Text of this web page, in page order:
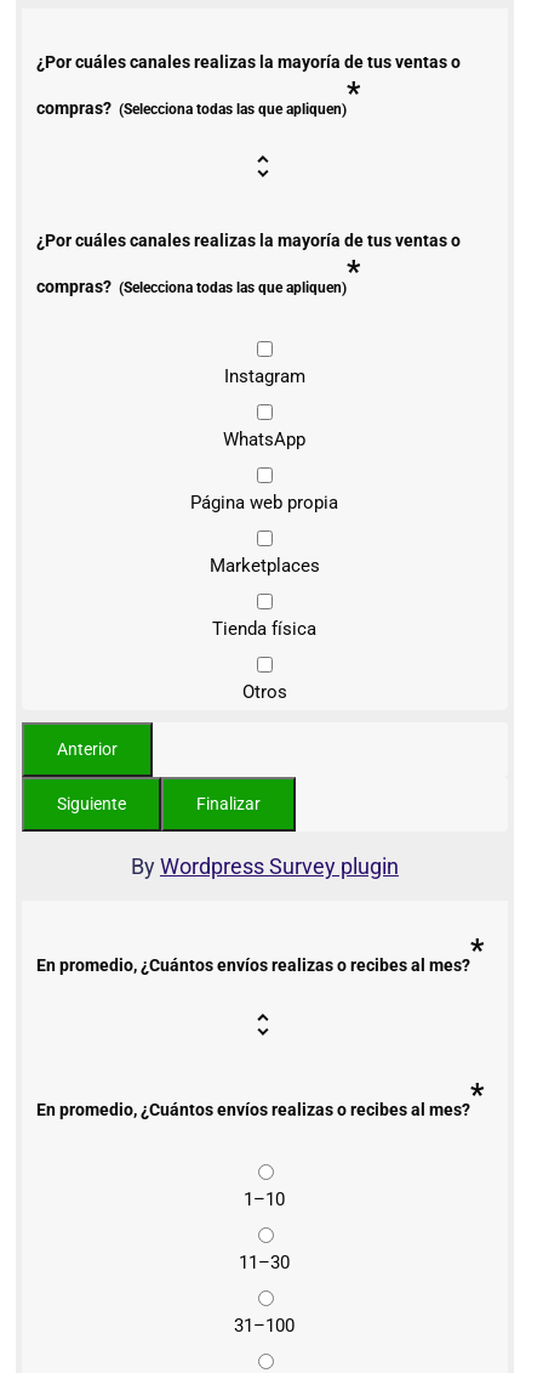
¿Por cuáles canales realizas la mayoría de tus ventas o
compras? (Selecciona todas las que apliquen)*
¿Por cuáles canales realizas la mayoría de tus ventas o
compras? (Selecciona todas las que apliquen)*
Instagram
WhatsApp
Página web propia
Marketplaces
Tienda física
Otros
ByWordpress Survey plugin
En promedio, ¿Cuántos envíos realizas o recibes al mes?*
En promedio, ¿Cuántos envíos realizas o recibes al mes?*
1–10
11–30
31–100